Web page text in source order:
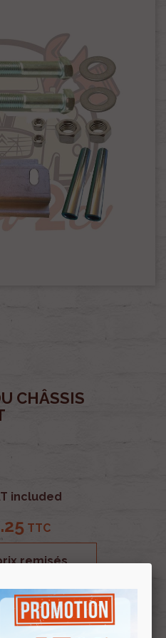
CHÂSSIS
included
TTC
remisés
clubRenov 2cv